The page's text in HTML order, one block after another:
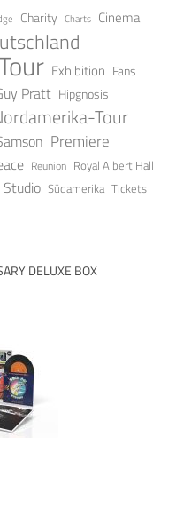
Charity Charts Cinema
Exhibition Fans
Pratt Hipgnosis
Tour
Premiere
Reunion Royal Albert Hall
Studio Südamerika Tickets
DELUXE BOX